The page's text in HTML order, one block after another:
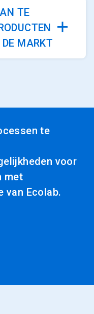
TE
MARKT
te
voor
met
van Ecolab.